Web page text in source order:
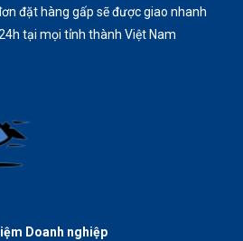
đặt hàng gấp sẽ được giao nhanh
tại mọi tỉnh thành Việt Nam
Doanh nghiệp